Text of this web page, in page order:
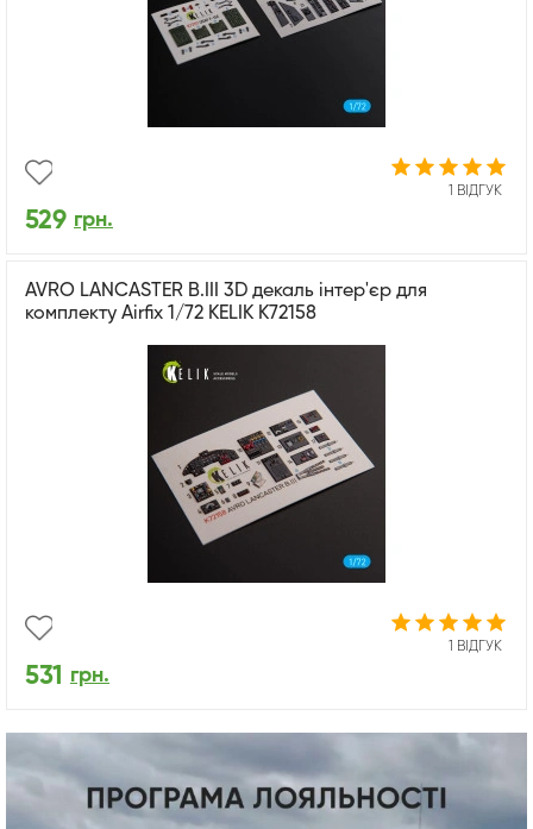
1 ВІДГУК
529 грн.
AVRO LANCASTER B.III 3D декаль інтер'єр для
комплекту Airfix 1/72 KELIK K72158
1 ВІДГУК
531 грн.